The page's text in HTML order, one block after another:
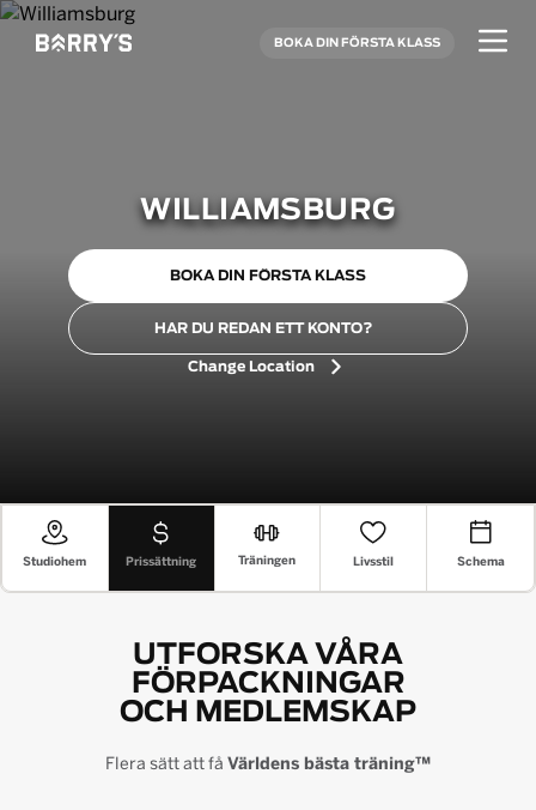
BOKA DIN FÖRSTA KLASS
WILLIAMSBURG
BOKA DIN FÖRSTA KLASS
HAR DU REDAN ETT KONTO?
Change Location
Studiohem Prissättning Träningen Livsstil Schema
UTFORSKA VÅRA
FÖRPACKNINGAR
OCH MEDLEMSKAP
Flera sätt att få Världens bästa träning™